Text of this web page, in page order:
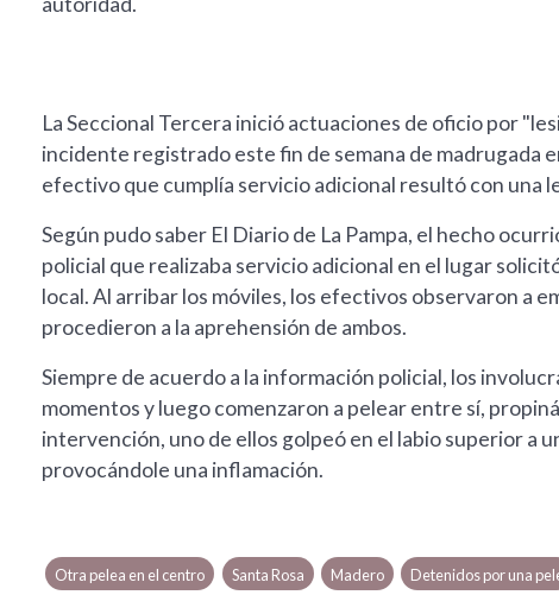
La Seccional Tercera inició actuaciones de oficio por
incidente registrado este fin de semana de madrugada
efectivo que cumplía servicio adicional resultó con una
Según pudo saber El Diario de La Pampa, el hecho
policial que realizaba servicio adicional en el lugar
local. Al arribar los móviles, los efectivos observaron a
procedieron a la aprehensión de ambos.
Siempre de acuerdo a la información policial, los
momentos y luego comenzaron a pelear entre sí,
intervención, uno de ellos golpeó en el labio superior a
provocándole una inflamación.
Otra pelea en el centro Santa Rosa Madero Detenidos por una